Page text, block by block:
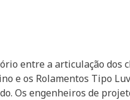
entre a articulação dos
e os Rolamentos Tipo
Os engenheiros de